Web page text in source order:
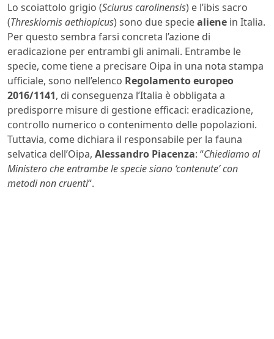
Lo scoiattolo grigio (Sciurus carolinensis) e l’ibis sacro
(Threskiornis aethiopicus) sono due speciealiene in Italia.
Per questo sembra farsi concreta l’azione di
eradicazione per entrambi gli animali. Entrambe le
specie, come tiene a precisare Oipa in una nota stampa
ufficiale, sono nell’elenco Regolamento europeo
2016/1141, di conseguenza l’Italia è obbligata a
predisporre misure di gestione efficaci: eradicazione,
controllo numerico o contenimento delle popolazioni.
Tuttavia, come dichiara il responsabile per la fauna
selvatica dell’Oipa, Alessandro Piacenza: “Chiediamo al
Ministero che entrambe le specie siano ‘contenute’ con
metodi non cruenti“.